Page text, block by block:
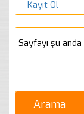
Kayıt Ol
Sayfayı şu anda
Arama